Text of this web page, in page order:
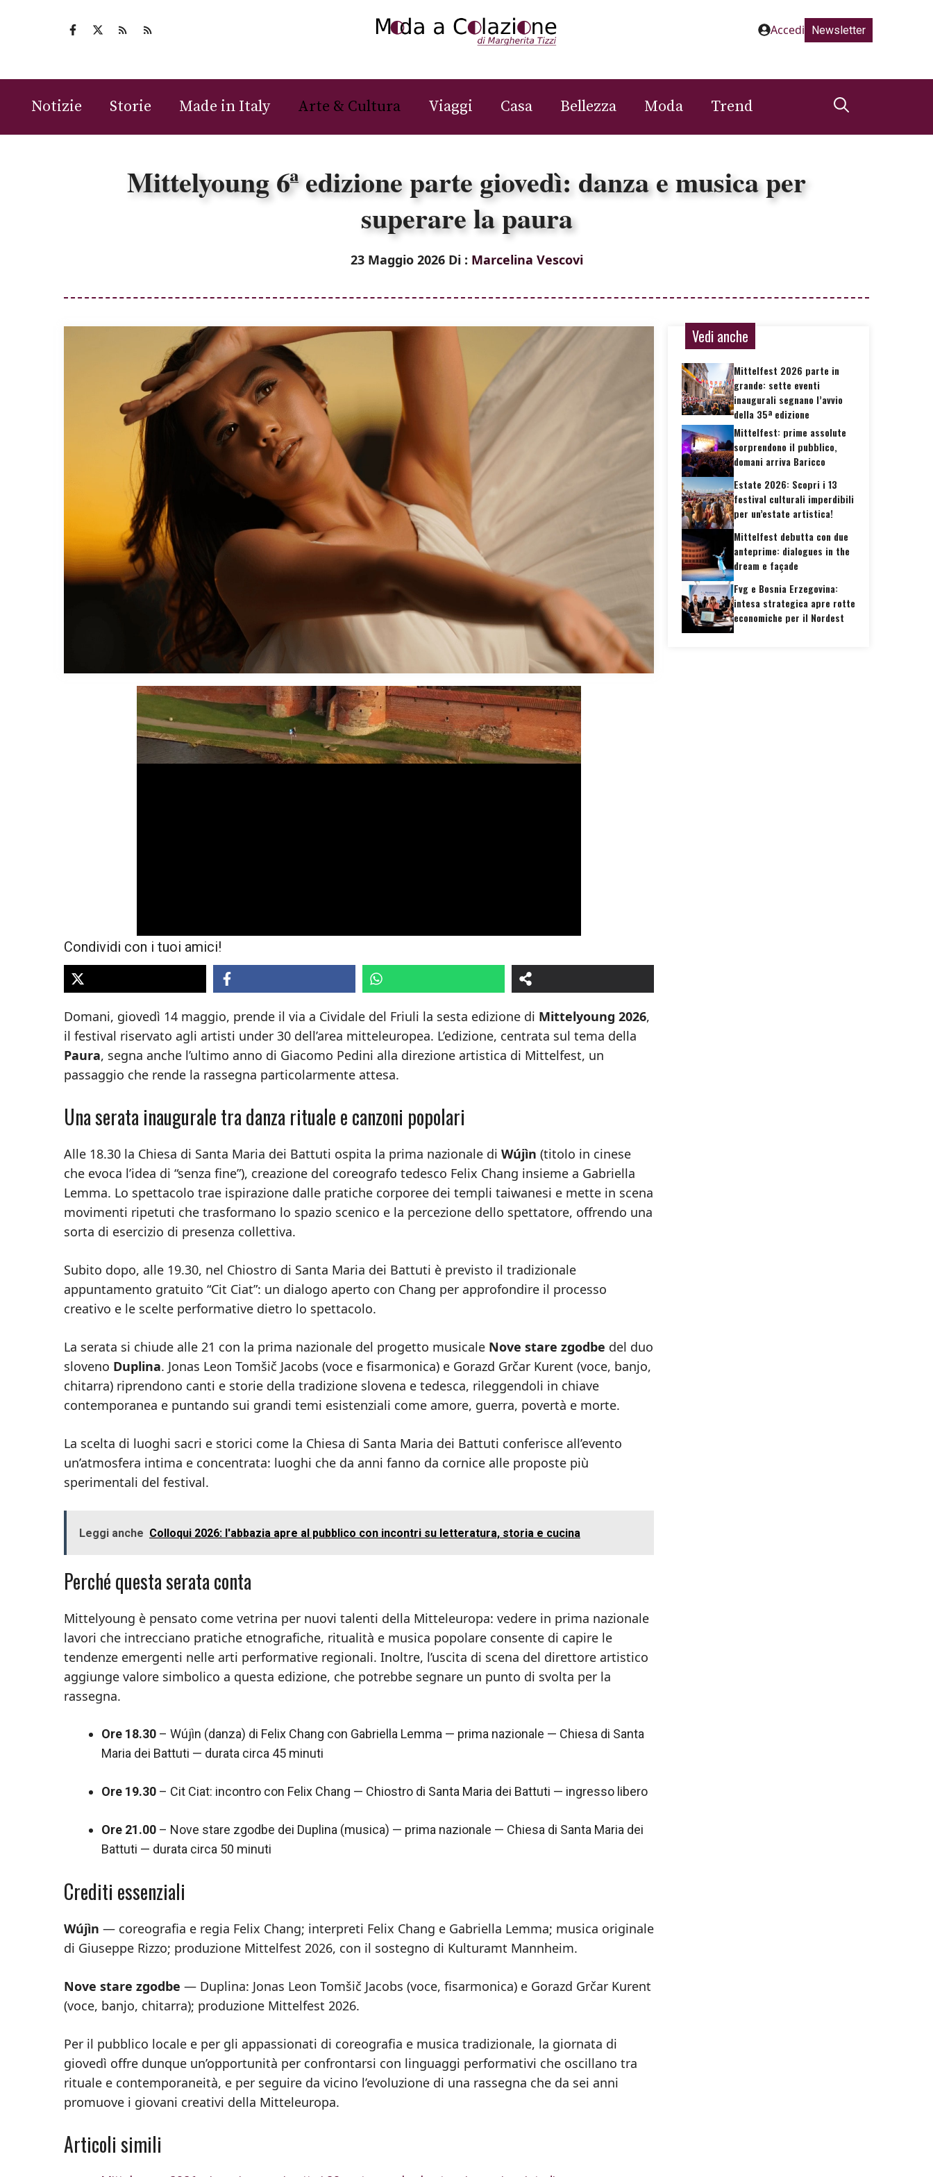
Accedi Newsletter
Notizie Storie Made in Italy Arte & Cultura Viaggi Casa Bellezza Moda Trend
Mittelyoung 6ª edizione parte giovedì: danza e musica per
superare la paura
23 Maggio 2026 Di : Marcelina Vescovi
Condividi con i tuoi amici!
Domani, giovedì 14 maggio, prende il via a Cividale del Friuli la sesta edizione di Mittelyoung 2026,
il festival riservato agli artisti under 30 dell’area mitteleuropea. L’edizione, centrata sul tema della
Paura, segna anche l’ultimo anno di Giacomo Pedini alla direzione artistica di Mittelfest, un
passaggio che rende la rassegna particolarmente attesa.
Una serata inaugurale tra danza rituale e canzoni popolari
Alle 18.30 la Chiesa di Santa Maria dei Battuti ospita la prima nazionale di Wújìn (titolo in cinese
che evoca l’idea di “senza fine”), creazione del coreografo tedesco Felix Chang insieme a Gabriella
Lemma. Lo spettacolo trae ispirazione dalle pratiche corporee dei templi taiwanesi e mette in scena
movimenti ripetuti che trasformano lo spazio scenico e la percezione dello spettatore, offrendo una
sorta di esercizio di presenza collettiva.
Subito dopo, alle 19.30, nel Chiostro di Santa Maria dei Battuti è previsto il tradizionale
appuntamento gratuito “Cit Ciat”: un dialogo aperto con Chang per approfondire il processo
creativo e le scelte performative dietro lo spettacolo.
La serata si chiude alle 21 con la prima nazionale del progetto musicale Nove stare zgodbe del duo
sloveno Duplina. Jonas Leon Tomšič Jacobs (voce e fisarmonica) e Gorazd Grčar Kurent (voce, banjo,
chitarra) riprendono canti e storie della tradizione slovena e tedesca, rileggendoli in chiave
contemporanea e puntando sui grandi temi esistenziali come amore, guerra, povertà e morte.
La scelta di luoghi sacri e storici come la Chiesa di Santa Maria dei Battuti conferisce all’evento
un’atmosfera intima e concentrata: luoghi che da anni fanno da cornice alle proposte più
sperimentali del festival.
Leggi anche Colloqui 2026: l'abbazia apre al pubblico con incontri su letteratura, storia e cucina
Perché questa serata conta
Mittelyoung è pensato come vetrina per nuovi talenti della Mitteleuropa: vedere in prima nazionale
lavori che intrecciano pratiche etnografiche, ritualità e musica popolare consente di capire le
tendenze emergenti nelle arti performative regionali. Inoltre, l’uscita di scena del direttore artistico
aggiunge valore simbolico a questa edizione, che potrebbe segnare un punto di svolta per la
rassegna.
Ore 18.30 – Wújìn (danza) di Felix Chang con Gabriella Lemma — prima nazionale — Chiesa di Santa
Maria dei Battuti — durata circa 45 minuti
Ore 19.30 – Cit Ciat: incontro con Felix Chang — Chiostro di Santa Maria dei Battuti — ingresso libero
Ore 21.00 – Nove stare zgodbe dei Duplina (musica) — prima nazionale — Chiesa di Santa Maria dei
Battuti — durata circa 50 minuti
Crediti essenziali
Wújìn — coreografia e regia Felix Chang; interpreti Felix Chang e Gabriella Lemma; musica originale
di Giuseppe Rizzo; produzione Mittelfest 2026, con il sostegno di Kulturamt Mannheim.
Nove stare zgodbe — Duplina: Jonas Leon Tomšič Jacobs (voce, fisarmonica) e Gorazd Grčar Kurent
(voce, banjo, chitarra); produzione Mittelfest 2026.
Per il pubblico locale e per gli appassionati di coreografia e musica tradizionale, la giornata di
giovedì offre dunque un’opportunità per confrontarsi con linguaggi performativi che oscillano tra
rituale e contemporaneità, e per seguire da vicino l’evoluzione di una rassegna che da sei anni
promuove i giovani creativi della Mitteleuropa.
Articoli simili
Vedi anche
Mittelfest 2026 parte in
grande: sette eventi
inaugurali segnano l’avvio
della 35ª edizione
Mittelfest: prime assolute
sorprendono il pubblico,
domani arriva Baricco
Estate 2026: Scopri i 13
festival culturali imperdibili
per un’estate artistica!
Mittelfest debutta con due
anteprime: dialogues in the
dream e façade
Fvg e Bosnia Erzegovina:
intesa strategica apre rotte
economiche per il Nordest